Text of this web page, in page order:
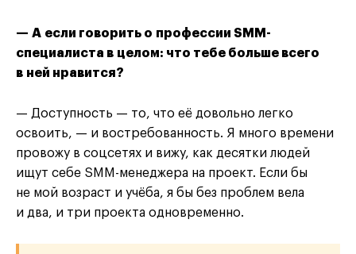
— А если говорить о профессии SMM-
специалиста в целом: что тебе больше всего
в ней нравится?
— Доступность — то, что её довольно легко
освоить, — и востребованность. Я много времени
провожу в соцсетях и вижу, как десятки людей
ищут себе SMM-менеджера на проект. Если бы
не мой возраст и учёба, я бы без проблем вела
и два, и три проекта одновременно.